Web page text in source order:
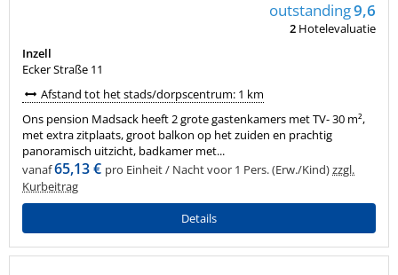
outstanding9,6
2 Hotelevaluatie
Inzell
Ecker Straße 11
Afstand tot het stads/dorpscentrum: 1 km
Ons pension Madsack heeft 2 grote gastenkamers met TV- 30 m²,
met extra zitplaats, groot balkon op het zuiden en prachtig
panoramisch uitzicht, badkamer met...
vanaf65,13 € pro Einheit / Nacht voor 1 Pers. (Erw./Kind)zzgl.
Kurbeitrag
Details